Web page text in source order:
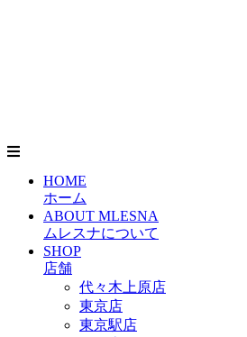
HOME
ホーム
ABOUT MLESNA
ムレスナについて
SHOP
店舗
代々木上原店
東京店
東京駅店